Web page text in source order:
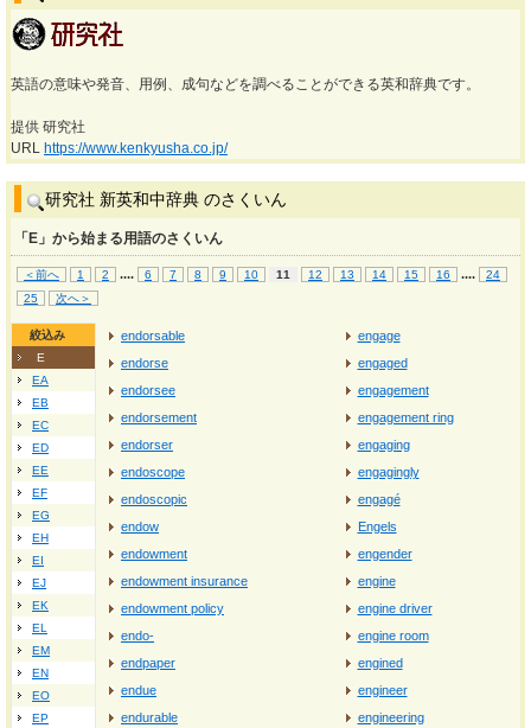
英語の意味や発音、用例、成句などを調べることができる英和辞典です。
提供 研究社
URL https://www.kenkyusha.co.jp/
研究社 新英和中辞典 のさくいん
「E」から始まる用語のさくいん
＜前へ 1 2 .... 6 7 8 9 10 11 12 13 14 15 16 ....
24
25
次へ＞
絞込み
E
EA
EB
EC
ED
EE
EF
EG
EH
EI
EJ
EK
EL
EM
EN
EO
EP
endorsable
endorse
endorsee
endorsement
endorser
endoscope
endoscopic
endow
endowment
endowment insurance
endowment policy
endo‐
endpaper
endue
endurable
engage
engaged
engagement
engagement ring
engaging
engagingly
engagé
Engels
engender
engine
engine driver
engine room
engined
engineer
engineering